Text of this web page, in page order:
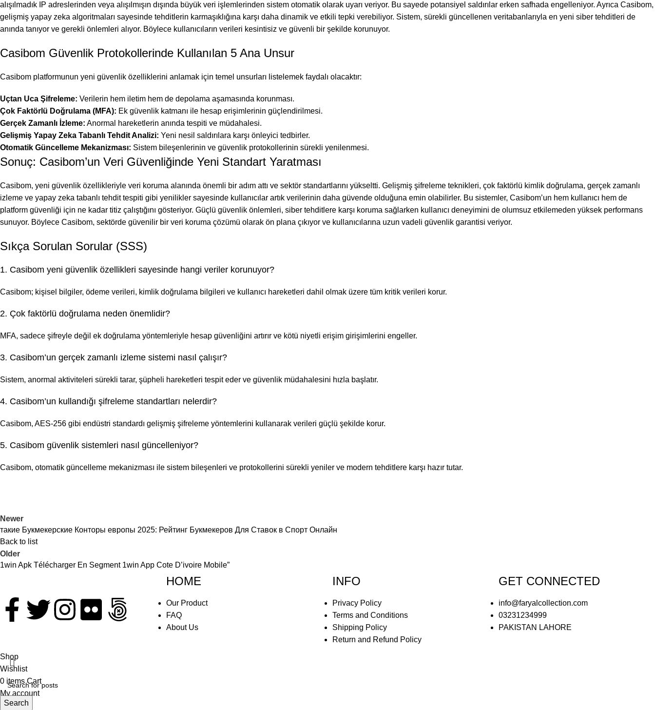
alışılmadık IP adreslerinden veya alışılmışın dışında büyük veri işlemlerinden sistem otomatik olarak uyarı veriyor. Bu sayede potansiyel saldırılar erken safhada engelleniyor. Ayrıca Casibom,
gelişmiş yapay zeka algoritmaları sayesinde tehditlerin karmaşıklığına karşı daha dinamik ve etkili tepki verebiliyor. Sistem, sürekli güncellenen veritabanlarıyla en yeni siber tehditleri de
anında tanıyor ve gerekli önlemleri alıyor. Böylece kullanıcıların verileri kesintisiz ve güvenli bir şekilde korunuyor.
Casibom Güvenlik Protokollerinde Kullanılan 5 Ana Unsur
Casibom platformunun yeni güvenlik özelliklerini anlamak için temel unsurları listelemek faydalı olacaktır:
Uçtan Uca Şifreleme: Verilerin hem iletim hem de depolama aşamasında korunması.
Çok Faktörlü Doğrulama (MFA): Ek güvenlik katmanı ile hesap erişimlerinin güçlendirilmesi.
Gerçek Zamanlı İzleme: Anormal hareketlerin anında tespiti ve müdahalesi.
Gelişmiş Yapay Zeka Tabanlı Tehdit Analizi: Yeni nesil saldırılara karşı önleyici tedbirler.
Otomatik Güncelleme Mekanizması: Sistem bileşenlerinin ve güvenlik protokollerinin sürekli yenilenmesi.
Sonuç: Casibom’un Veri Güvenliğinde Yeni Standart Yaratması
Casibom, yeni güvenlik özellikleriyle veri koruma alanında önemli bir adım attı ve sektör standartlarını yükseltti. Gelişmiş şifreleme teknikleri, çok faktörlü kimlik doğrulama, gerçek zamanlı
izleme ve yapay zeka tabanlı tehdit tespiti gibi yenilikler sayesinde kullanıcılar artık verilerinin daha güvende olduğuna emin olabilirler. Bu sistemler, Casibom’un hem kullanıcı hem de
platform güvenliği için ne kadar titiz çalıştığını gösteriyor. Güçlü güvenlik önlemleri, siber tehditlere karşı koruma sağlarken kullanıcı deneyimini de olumsuz etkilemeden yüksek performans
sunuyor. Böylece Casibom, sektörde güvenilir bir veri koruma çözümü olarak ön plana çıkıyor ve kullanıcılarına uzun vadeli güvenlik garantisi veriyor.
Sıkça Sorulan Sorular (SSS)
1. Casibom yeni güvenlik özellikleri sayesinde hangi veriler korunuyor?
Casibom; kişisel bilgiler, ödeme verileri, kimlik doğrulama bilgileri ve kullanıcı hareketleri dahil olmak üzere tüm kritik verileri korur.
2. Çok faktörlü doğrulama neden önemlidir?
MFA, sadece şifreyle değil ek doğrulama yöntemleriyle hesap güvenliğini artırır ve kötü niyetli erişim girişimlerini engeller.
3. Casibom’un gerçek zamanlı izleme sistemi nasıl çalışır?
Sistem, anormal aktiviteleri sürekli tarar, şüpheli hareketleri tespit eder ve güvenlik müdahalesini hızla başlatır.
4. Casibom’un kullandığı şifreleme standartları nelerdir?
Casibom, AES-256 gibi endüstri standardı gelişmiş şifreleme yöntemlerini kullanarak verileri güçlü şekilde korur.
5. Casibom güvenlik sistemleri nasıl güncelleniyor?
Casibom, otomatik güncelleme mekanizması ile sistem bileşenleri ve protokollerini sürekli yeniler ve modern tehditlere karşı hazır tutar.
Newer
такие Букмекерские Конторы европы 2025: Рейтинг Букмекеров Для Ставок в Спорт Онлайн
Back to list
Older
1win Apk Télécharger En Segment 1win App Cote D’ivoire Mobile”
HOME
Our Product
FAQ
About Us
INFO
Privacy Policy
Terms and Conditions
Shipping Policy
Return and Refund Policy
GET CONNECTED
info@faryalcollection.com
03231234999
PAKISTAN LAHORE
Search
Shop
Wishlist
0 items Cart
My account